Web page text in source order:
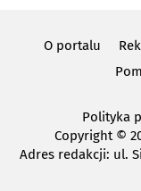
O portalu
Polityka
Copyright©
Adres redakcji: ul.